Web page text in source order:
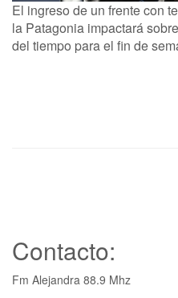
El ingreso de un frente con
la Patagonia impactará
del tiempo para el fin de
Contacto:
Fm Alejandra 88.9 Mhz